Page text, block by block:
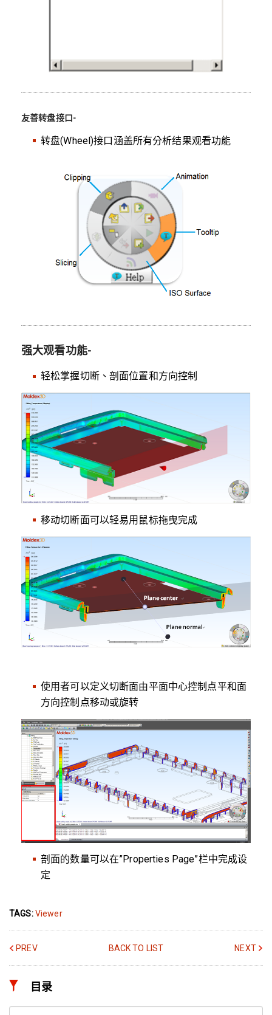
友善转盘接口-
转盘(Wheel)接口涵盖所有分析结果观看功能
强大观看功能-
轻松掌握切断、剖面位置和方向控制
移动切断面可以轻易用鼠标拖曳完成
使用者可以定义切断面由平面中心控制点平和面
方向控制点移动或旋转
剖面的数量可以在”Properties Page”栏中完成设
定
TAGS:Viewer
PREV BACK TO LIST NEXT
目录